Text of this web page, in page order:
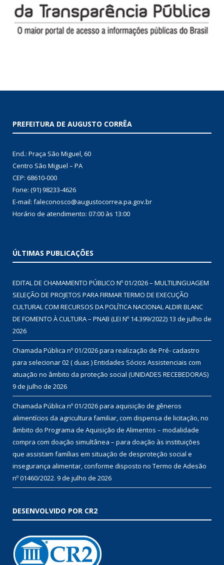
PREFEITURA DE AUGUSTO CORRÊA
End.: Praça São Miguel, 60
Centro São Miguel – PA
CEP: 68610-000
Fone: (91) 98233-4626
E-mail: faleconosco@augustocorrea.pa.gov.br
Horário de atendimento: 07:00 às 13:00
ÚLTIMAS PUBLICAÇÕES
EDITAL DE CHAMAMENTO PÚBLICO Nº 01/2026 – MULTILINGUAGEM
SELEÇÃO DE PROJETOS PARA FIRMAR TERMO DE EXECUÇÃO
CULTURAL COM RECURSOS DA POLÍTICA NACIONAL ALDIR BLANC
DE FOMENTO À CULTURA – PNAB (LEI Nº 14.399/2022) 13 de julho de
2026
Chamada Pública nº 01/2026 para realização de Pré- cadastro
para selecionar 02 ( duas ) Entidades Sócios Assistenciais com
atuação no âmbito da proteção social (UNIDADES RECEBEDORAS)
9 de julho de 2026
Chamada Pública nº 01/2026 para aquisição de gêneros
alimentícios da agricultura familiar, com dispensa de licitação, no
âmbito do Programa de Aquisição de Alimentos – modalidade
compra com doação simultânea – para doação às instituições
que assistam famílias em situação de desproteção social e
insegurança alimentar, conforme disposto no Termo de Adesão
nº 01460/2022. 9 de julho de 2026
DESENVOLVIDO POR CR2